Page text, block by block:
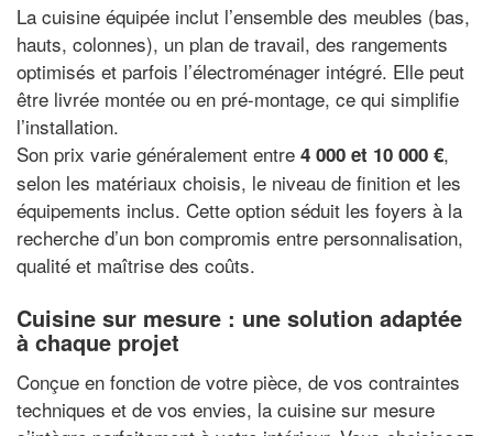
La cuisine équipée inclut l’ensemble des meubles (bas,
hauts, colonnes), un plan de travail, des rangements
optimisés et parfois l’électroménager intégré. Elle peut
être livrée montée ou en pré-montage, ce qui simplifie
l’installation.
Son prix varie généralement entre 4 000 et 10 000 €,
selon les matériaux choisis, le niveau de finition et les
équipements inclus. Cette option séduit les foyers à la
recherche d’un bon compromis entre personnalisation,
qualité et maîtrise des coûts.
Cuisine sur mesure : une solution adaptée
à chaque projet
Conçue en fonction de votre pièce, de vos contraintes
techniques et de vos envies, la cuisine sur mesure